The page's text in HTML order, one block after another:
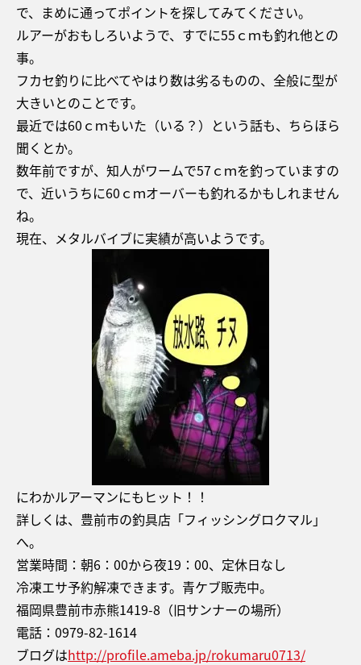
で、まめに通ってポイントを探してみてください。
ルアーがおもしろいようで、すでに55ｃｍも釣れ他との
事。
フカセ釣りに比べてやはり数は劣るものの、全般に型が
大きいとのことです。
最近では60ｃｍもいた（いる？）という話も、ちらほら
聞くとか。
数年前ですが、知人がワームで57ｃｍを釣っていますの
で、近いうちに60ｃｍオーバーも釣れるかもしれません
ね。
現在、メタルバイブに実績が高いようです。
にわかルアーマンにもヒット！！
詳しくは、豊前市の釣具店「フィッシングロクマル」
へ。
営業時間：朝6：00から夜19：00、定休日なし
冷凍エサ予約解凍できます。青ケブ販売中。
福岡県豊前市赤熊1419-8（旧サンナーの場所）
電話：0979-82-1614
ブログはhttp://profile.ameba.jp/rokumaru0713/